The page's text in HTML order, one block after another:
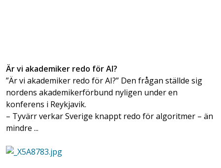
Är vi akademiker redo för AI?
”Är vi akademiker redo för AI?” Den frågan ställde sig
nordens akademikerförbund nyligen under en
konferens i Reykjavik.
– Tyvärr verkar Sverige knappt redo för algoritmer – än
mindre ...